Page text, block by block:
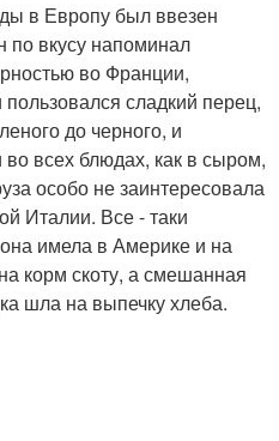
в Европу был ввезен
по вкусу напоминал
во Франции,
сладкий перец,
до черного, и
во всех блюдах, как в сыром,
особо не заинтересовала
Италии. Все - таки
имела в Америке и на
корм скоту, а смешанная
шла на выпечку хлеба.